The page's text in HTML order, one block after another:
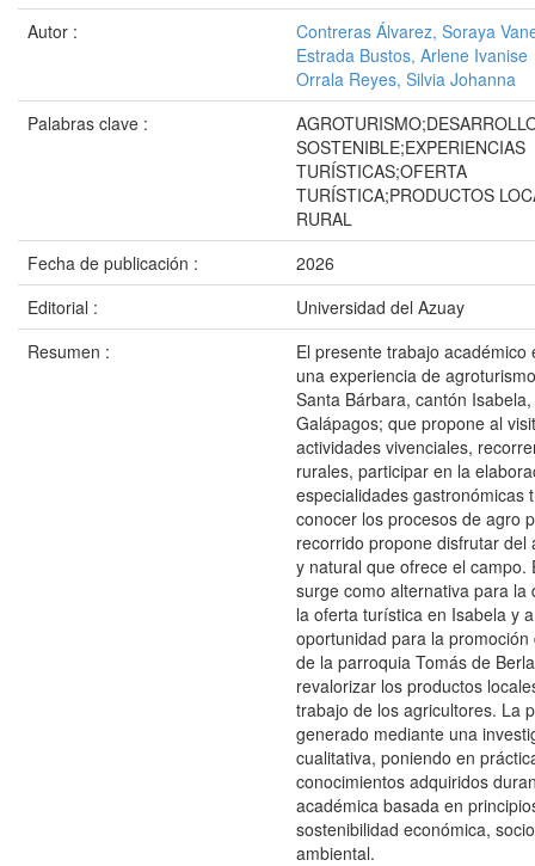
Autor :
Contreras Álvarez, Soraya
Estrada Bustos, Arlene Ivanise
Orrala Reyes, Silvia Johanna
Palabras clave :
SOSTENIBLE;EXPERIENCIAS
TURÍSTICAS;OFERTA
TURÍSTICA;PRODUCTOS
RURAL
Fecha de publicación :
2026
Editorial :
Universidad del Azuay
Resumen :
El presente trabajo académico
una experiencia de
Santa Bárbara, cantón
Galápagos; que propone al
actividades vivenciales,
rurales, participar en la
especialidades gastronómicas
conocer los procesos de agro
recorrido propone disfrutar del
y natural que ofrece el campo.
surge como alternativa para la
la oferta turística en Isabela y
oportunidad para la
de la parroquia Tomás de
revalorizar los productos
trabajo de los agricultores. La
generado mediante una
cualitativa, poniendo en
conocimientos adquiridos
académica basada en
sostenibilidad económica,
ambiental.